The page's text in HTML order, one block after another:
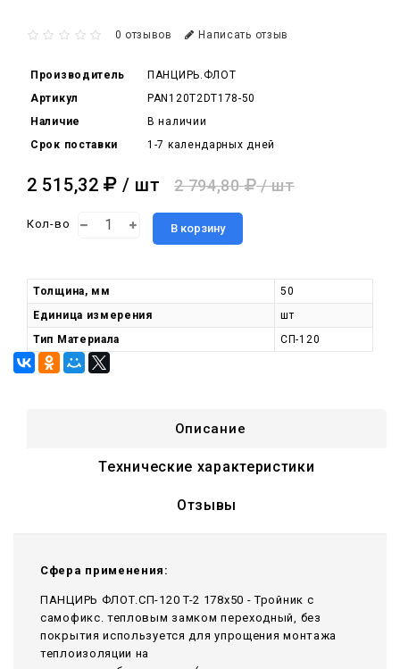
0 отзывов Написать отзыв
Производитель
ПАНЦИРЬ.ФЛОТ
Артикул
PAN120T2DT178-50
Наличие
В наличии
Срок поставки
1-7 календарных дней
2 515,32 / шт 2 794,80 / шт
Кол-во В корзину
Толщина, мм
50
Единица измерения
шт
Тип Материала
СП-120
Описание
Технические характеристики
Отзывы
Сфера применения:
ПАНЦИРЬ ФЛОТ.СП-120 T-2 178x50 - Тройник c
самофикс. тепловым замком переходный, без
покрытия используется для упрощения монтажа
теплоизоляции на